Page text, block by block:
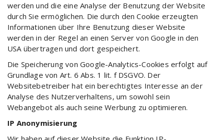
werden und die eine Analyse der Benutzung der Website
durch Sie ermöglichen. Die durch den Cookie erzeugten
Informationen über Ihre Benutzung dieser Website
werden in der Regel an einen Server von Google in den
USA übertragen und dort gespeichert.
Die Speicherung von Google-Analytics-Cookies erfolgt auf
Grundlage von Art. 6 Abs. 1 lit. f DSGVO. Der
Websitebetreiber hat ein berechtigtes Interesse an der
Analyse des Nutzerverhaltens, um sowohl sein
Webangebot als auch seine Werbung zu optimieren.
IP Anonymisierung